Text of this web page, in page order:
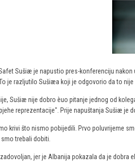
Sušiæ je napustio pres-konferenciju
je razljutilo Sušiæa koji je odgovorio da to
Sušiæ nije dobro èuo pitanje jednog od
reprezentacije". Prije napuštanja Sušiæ je
krivi što nismo pobijedili. Prvo poluvrijeme
trebali dobiti.
jer je Albanija pokazala da je